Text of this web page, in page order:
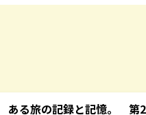
ある旅の記録と記憶。 第